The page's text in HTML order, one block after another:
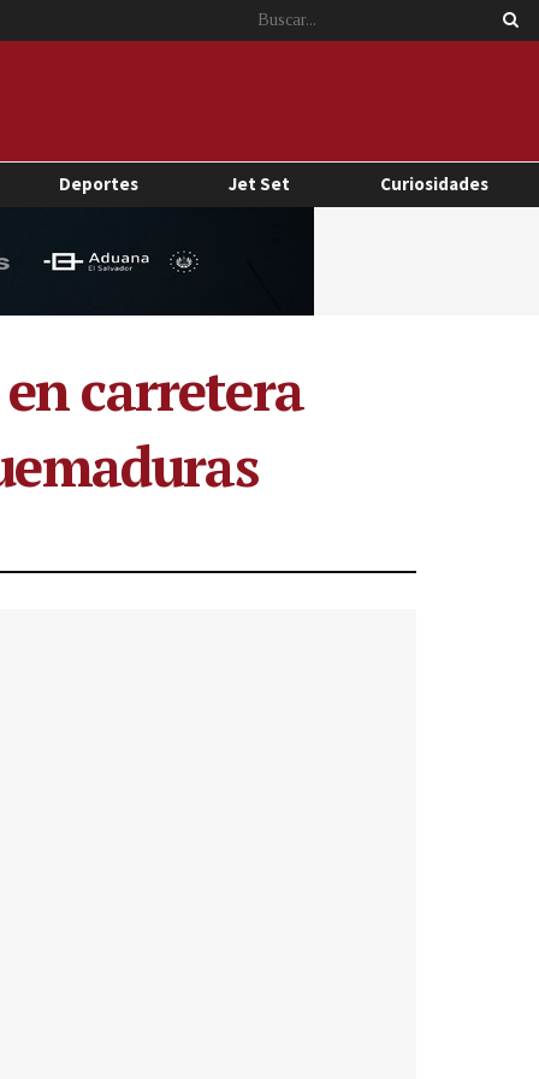
Deportes Jet Set Curiosidades
carretera